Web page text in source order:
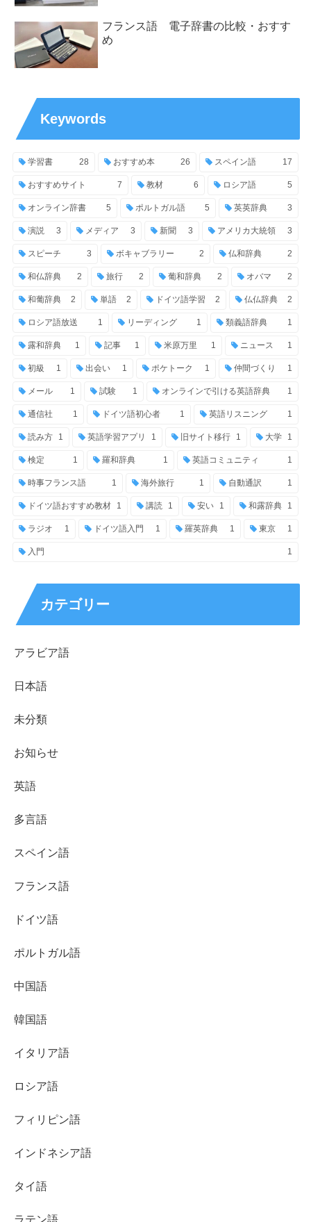
フランス語 電子辞書の比較・おすす
め
Keywords
学習書 28 おすすめ本 26 スペイン語 17
おすすめサイト 7 教材 6 ロシア語 5
オンライン辞書 5 ポルトガル語 5 英英辞典 3
演説 3 メディア 3 新聞 3 アメリカ大統領 3
スピーチ 3 ボキャブラリー 2 仏和辞典 2
和仏辞典 2 旅行 2 葡和辞典 2 オバマ 2
和葡辞典 2 単語 2 ドイツ語学習 2 仏仏辞典 2
ロシア語放送 1 リーディング 1 類義語辞典 1
露和辞典 1 記事 1 米原万里 1 ニュース 1
初級 1 出会い 1 ポケトーク 1 仲間づくり 1
メール 1 試験 1 オンラインで引ける英語辞典 1
通信社 1 ドイツ語初心者 1 英語リスニング 1
読み方 1 英語学習アプリ 1 旧サイト移行 1 大学 1
検定 1 羅和辞典 1 英語コミュニティ 1
時事フランス語 1 海外旅行 1 自動通訳 1
ドイツ語おすすめ教材 1 講読 1 安い 1 和露辞典 1
ラジオ 1 ドイツ語入門 1 羅英辞典 1 東京 1
入門 1
カテゴリー
アラビア語
日本語
未分類
お知らせ
英語
多言語
スペイン語
フランス語
ドイツ語
ポルトガル語
中国語
韓国語
イタリア語
ロシア語
フィリピン語
インドネシア語
タイ語
ラテン語